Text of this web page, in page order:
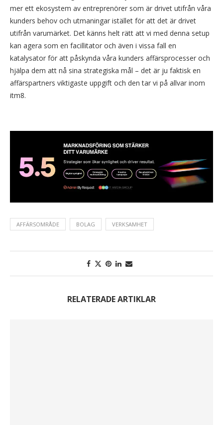
mer ett ekosystem av entreprenörer som är drivet utifrån våra
kunders behov och utmaningar istället för att det är drivet
utifrån varumärket. Det känns helt rätt att vi med denna setup
kan agera som en facillitator och även i vissa fall en
katalysator för att påskynda våra kunders affärsprocesser och
hjälpa dem att nå sina strategiska mål – det är ju faktisk en
affärspartners viktigaste uppgift och den tar vi på allvar inom
itm8.
AFFÄRSOMRÅDE BOLAG VERKSAMHET
RELATERADE ARTIKLAR